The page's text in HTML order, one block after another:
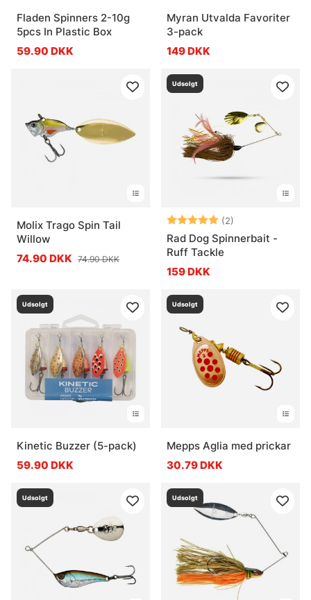
Fladen Spinners 2-10g
5pcs In Plastic Box
59.90 DKK
Myran Utvalda Favoriter
3-pack
149 DKK
Molix Trago Spin Tail
Willow
74.90 DKK 74.90 DKK
Udsolgt
Vurdering: (2)
Rad Dog Spinnerbait -
Ruff Tackle
159 DKK
Udsolgt
Kinetic Buzzer (5-pack)
59.90 DKK
Udsolgt
Mepps Aglia med prickar
30.79 DKK
Udsolgt Udsolgt